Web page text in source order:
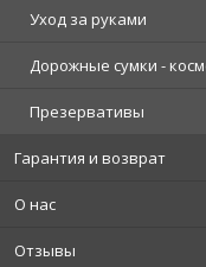
Уход за руками
Дорожные сумки -
Презервативы
Гарантия и возврат
О нас
Отзывы